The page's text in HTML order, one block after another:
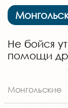
Не бойся
помощи
Монгольские